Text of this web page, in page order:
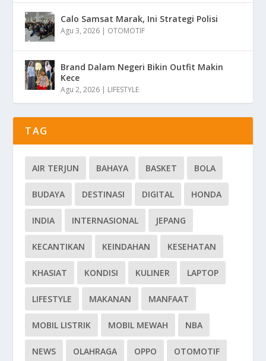
Calo Samsat Marak, Ini Strategi Polisi
Agu 3, 2026 | OTOMOTIF
Brand Dalam Negeri Bikin Outfit Makin
Kece
Agu 2, 2026 | LIFESTYLE
TAG
AIR TERJUN BAHAYA BASKET BOLA
BUDAYA DESTINASI DIGITAL HONDA
INDIA INTERNASIONAL JEPANG
KECANTIKAN KEINDAHAN KESEHATAN
KHASIAT KONDISI KULINER LAPTOP
LIFESTYLE MAKANAN MANFAAT
MOBIL LISTRIK MOBIL MEWAH NBA
NEWS OLAHRAGA OPPO OTOMOTIF